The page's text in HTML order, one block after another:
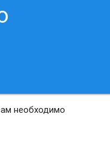
необходимо